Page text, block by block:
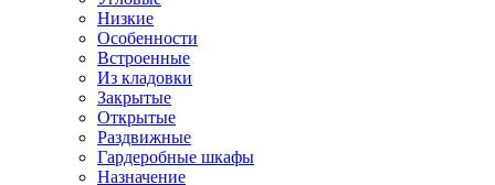
Низкие
Особенности
Встроенные
Из кладовки
Закрытые
Открытые
Раздвижные
Гардеробные шкафы
Назначение